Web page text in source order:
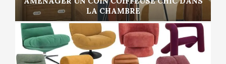
LA CHAMBRE